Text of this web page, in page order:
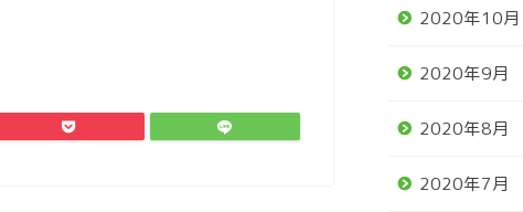
2020年10月
2020年9月
2020年8月
2020年7月